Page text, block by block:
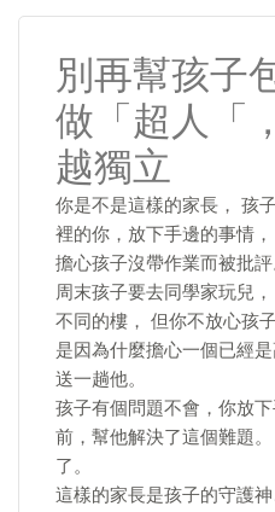
別再幫孩子
做「超人「
越獨立
你是不是這樣的家長， 孩
裡的你，放下手邊的事情
擔心孩子沒帶作業而被批評
周末孩子要去同學家玩兒
不同的樓， 但你不放心孩
是因為什麼擔心一個已經
送一趟他。
孩子有個問題不會，你放
前，幫他解決了這個難題
了。
這樣的家長是孩子的守護